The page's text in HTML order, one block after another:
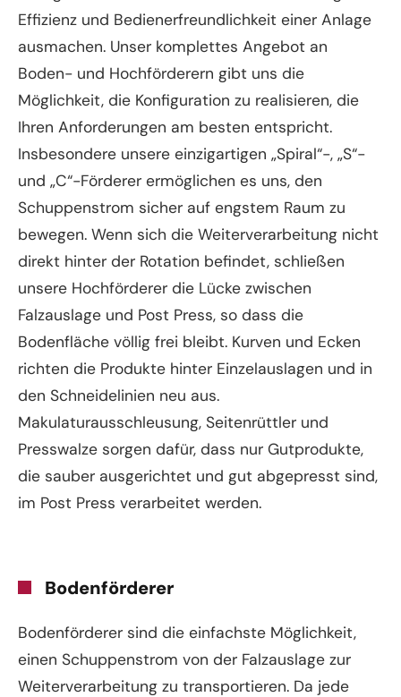
Effizienz und Bedienerfreundlichkeit einer Anlage
ausmachen. Unser komplettes Angebot an
Boden- und Hochförderern gibt uns die
Möglichkeit, die Konfiguration zu realisieren, die
Ihren Anforderungen am besten entspricht.
Insbesondere unsere einzigartigen „Spiral“-, „S“-
und „C“-Förderer ermöglichen es uns, den
Schuppenstrom sicher auf engstem Raum zu
bewegen. Wenn sich die Weiterverarbeitung nicht
direkt hinter der Rotation befindet, schließen
unsere Hochförderer die Lücke zwischen
Falzauslage und Post Press, so dass die
Bodenfläche völlig frei bleibt. Kurven und Ecken
richten die Produkte hinter Einzelauslagen und in
den Schneidelinien neu aus.
Makulaturausschleusung, Seitenrüttler und
Presswalze sorgen dafür, dass nur Gutprodukte,
die sauber ausgerichtet und gut abgepresst sind,
im Post Press verarbeitet werden.
Bodenförderer
Bodenförderer sind die einfachste Möglichkeit,
einen Schuppenstrom von der Falzauslage zur
Weiterverarbeitung zu transportieren. Da jede